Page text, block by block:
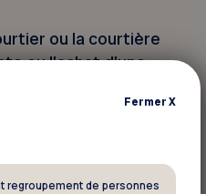
ou la courtière
ou l’achat d’une
de votre projet
des courtières et
FermerX
regroupement de personnes